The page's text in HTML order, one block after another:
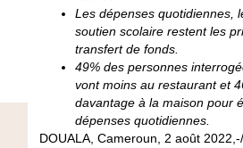
Les dépenses quotidiennes,
soutien scolaire restent les
transfert de fonds.
49% des personnes
vont moins au restaurant et
davantage à la maison pour
dépenses quotidiennes.
DOUALA, Cameroun, 2 août